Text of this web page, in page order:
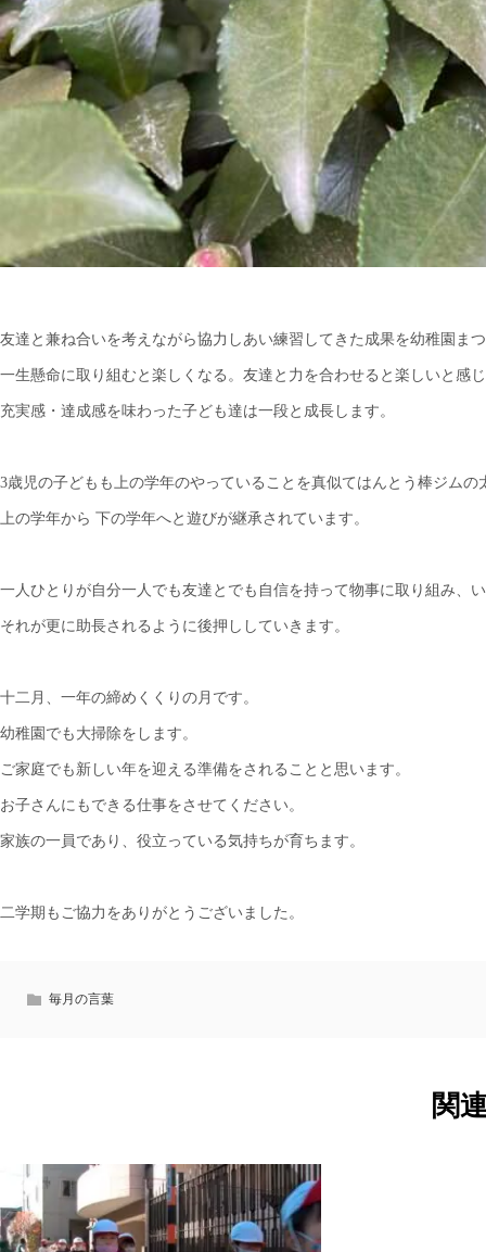
友達と兼ね合いを考えながら協力しあい練習してきた成果を幼稚園ま
一生懸命に取り組むと楽しくなる。友達と力を合わせると楽しいと感
充実感・達成感を味わった子ども達は一段と成長します。
3歳児の子どもも上の学年のやっていることを真似てはんとう棒ジム
上の学年から 下の学年へと遊びが継承されています。
一人ひとりが自分一人でも友達とでも自信を持って物事に取り組み、
それが更に助長されるように後押ししていきます。
十二月、一年の締めくくりの月です。
幼稚園でも大掃除をします。
ご家庭でも新しい年を迎える準備をされることと思います。
お子さんにもできる仕事をさせてください。
家族の一員であり、役立っている気持ちが育ちます。
二学期もご協力をありがとうございました。
毎月の言葉
関